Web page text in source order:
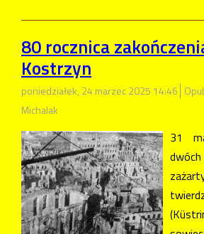
80 rocznica
Kostrzyn
poniedziałek, 24 marzec 2025 14:46
Michalak
31